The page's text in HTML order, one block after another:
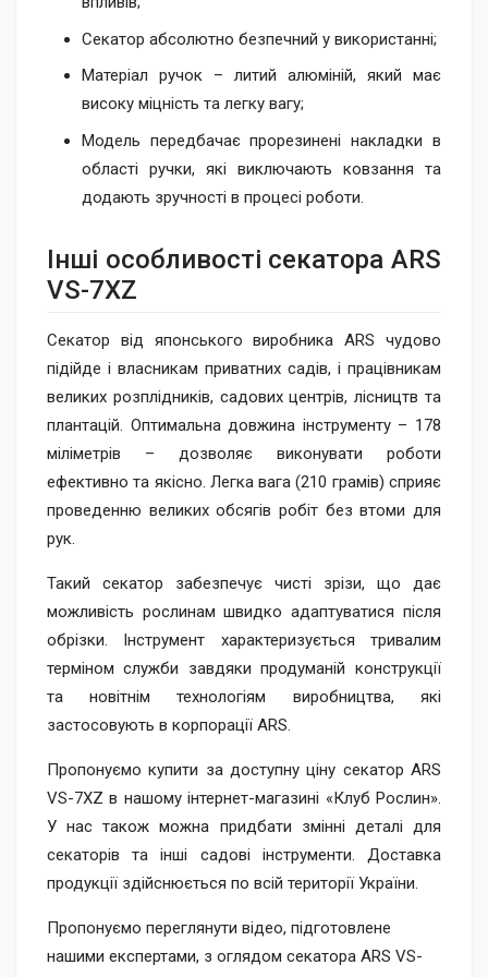
Секатор абсолютно безпечний у використанні;
Матеріал ручок – литий алюміній, який має
високу міцність та легку вагу;
Модель передбачає прорезинені накладки в
області ручки, які виключають ковзання та
додають зручності в процесі роботи.
Інші особливості сек​​атора ARS
VS-7ХZ
Секатор від японського виробника ARS чудово
підійде і власникам приватних садів, і працівникам
великих розплідників, садових центрів, лісництв та
плантацій. Оптимальна довжина інструменту – 178
міліметрів – дозволяє виконувати роботи
ефективно та якісно. Легка вага (210 грамів) сприяє
проведенню великих обсягів робіт без втоми для
рук.
Такий секатор забезпечує чисті зрізи, що дає
можливість рослинам швидко адаптуватися після
обрізки. Інструмент характеризується тривалим
терміном служби завдяки продуманій конструкції
та новітнім технологіям виробництва, які
застосовують в корпорації ARS.
Пропонуємо купити за доступну ціну секатор ARS
VS-7ХZ в нашому інтернет-магазині «Клуб Рослин».
У нас також можна придбати змінні деталі для
секаторів та інші садові інструменти. Доставка
продукції здійснюється по всій території України.
Пропонуємо переглянути відео, підготовлене
нашими експертами, з оглядом секатора ARS VS-